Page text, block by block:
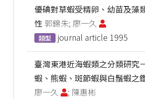
優碘對草蝦受精卵、幼苗及藻
性 郭錦朱; 廖一久
類型 journal article 1995
臺灣東港近海蝦類之分類研究
蝦、熊蝦、斑節蝦與白鬚蝦之
廖一久
; 陳惠彬